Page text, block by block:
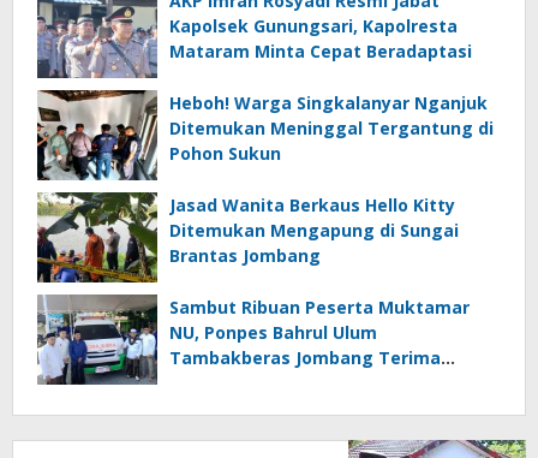
Kapolsek Gunungsari, Kapolresta
Mataram Minta Cepat Beradaptasi
Heboh! Warga Singkalanyar Nganjuk
Ditemukan Meninggal Tergantung di
Pohon Sukun
Jasad Wanita Berkaus Hello Kitty
Ditemukan Mengapung di Sungai
Brantas Jombang
Sambut Ribuan Peserta Muktamar
NU, Ponpes Bahrul Ulum
Tambakberas Jombang Terima